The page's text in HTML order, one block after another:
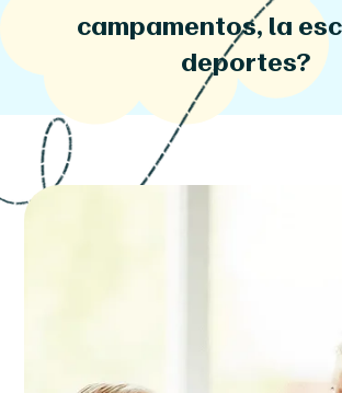
campamentos, la
deportes?